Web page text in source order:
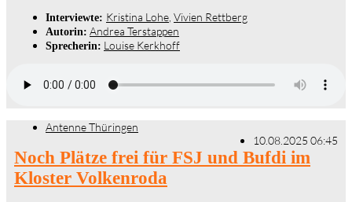
Interviewte: Kristina Lohe Vivien Rettberg
Autorin: Andrea Terstappen
Sprecherin: Louise Kerkhoff
Antenne Thüringen
10.08.2025 06:45
Noch Plätze frei für FSJ und Bufdi im
Kloster Volkenroda